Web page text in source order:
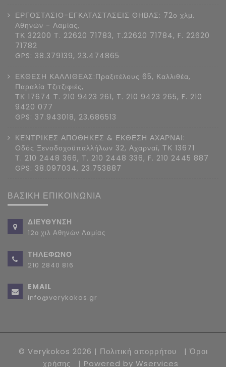
ΕΡΓΟΣΤΑΣΙΟ-ΕΓΚΑΤΑΣΤΑΣΕΙΣ ΘΗΒΑΣ: 72ο χλμ.
Αθηνών - Λαμίας,
ΤΚ 32200 Τ. 22620 71783, T.22620 71784, F. 22620
71782
GPS: 38.379139, 23.474865
ΕΚΘΕΣΗ ΚΑΛΛΙΘΕΑΣ:Πραξιτέλους 65, Καλλιθέα,
Παραλία Τζιτζιφιές,
ΤΚ 17674 Τ. 210 9423 261, T. 210 9423 265, F. 210
9420 077
GPS: 37.943018, 23.686513
ΚΕΝΤΡΙΚΕΣ ΑΠΟΘΗΚΕΣ & ΕΚΘΕΣΗ ΑΧΑΡΝΑΙ:
Οδός Ξενοδοχοϋπαλλήλων 32, Αχαρναί, ΤΚ 13671
Τ. 210 2448 366, T. 210 2448 336, F. 210 2445 887
GPS: 38.097034, 23.753887
ΒΑΣΙΚΗ ΕΠΙΚΟΙΝΩΝΙΑ
ΔΙΕΥΘΥΝΣΗ
12ο χιλ Αθηνών Λαμίας
ΤΗΛΕΦΩΝΟ
210 2840 816
EMAIL
info@verykokos.gr
© Verykokos 2026 | Πολιτική απορρήτου |Όροι
χρήσης
| Powered by Wservices